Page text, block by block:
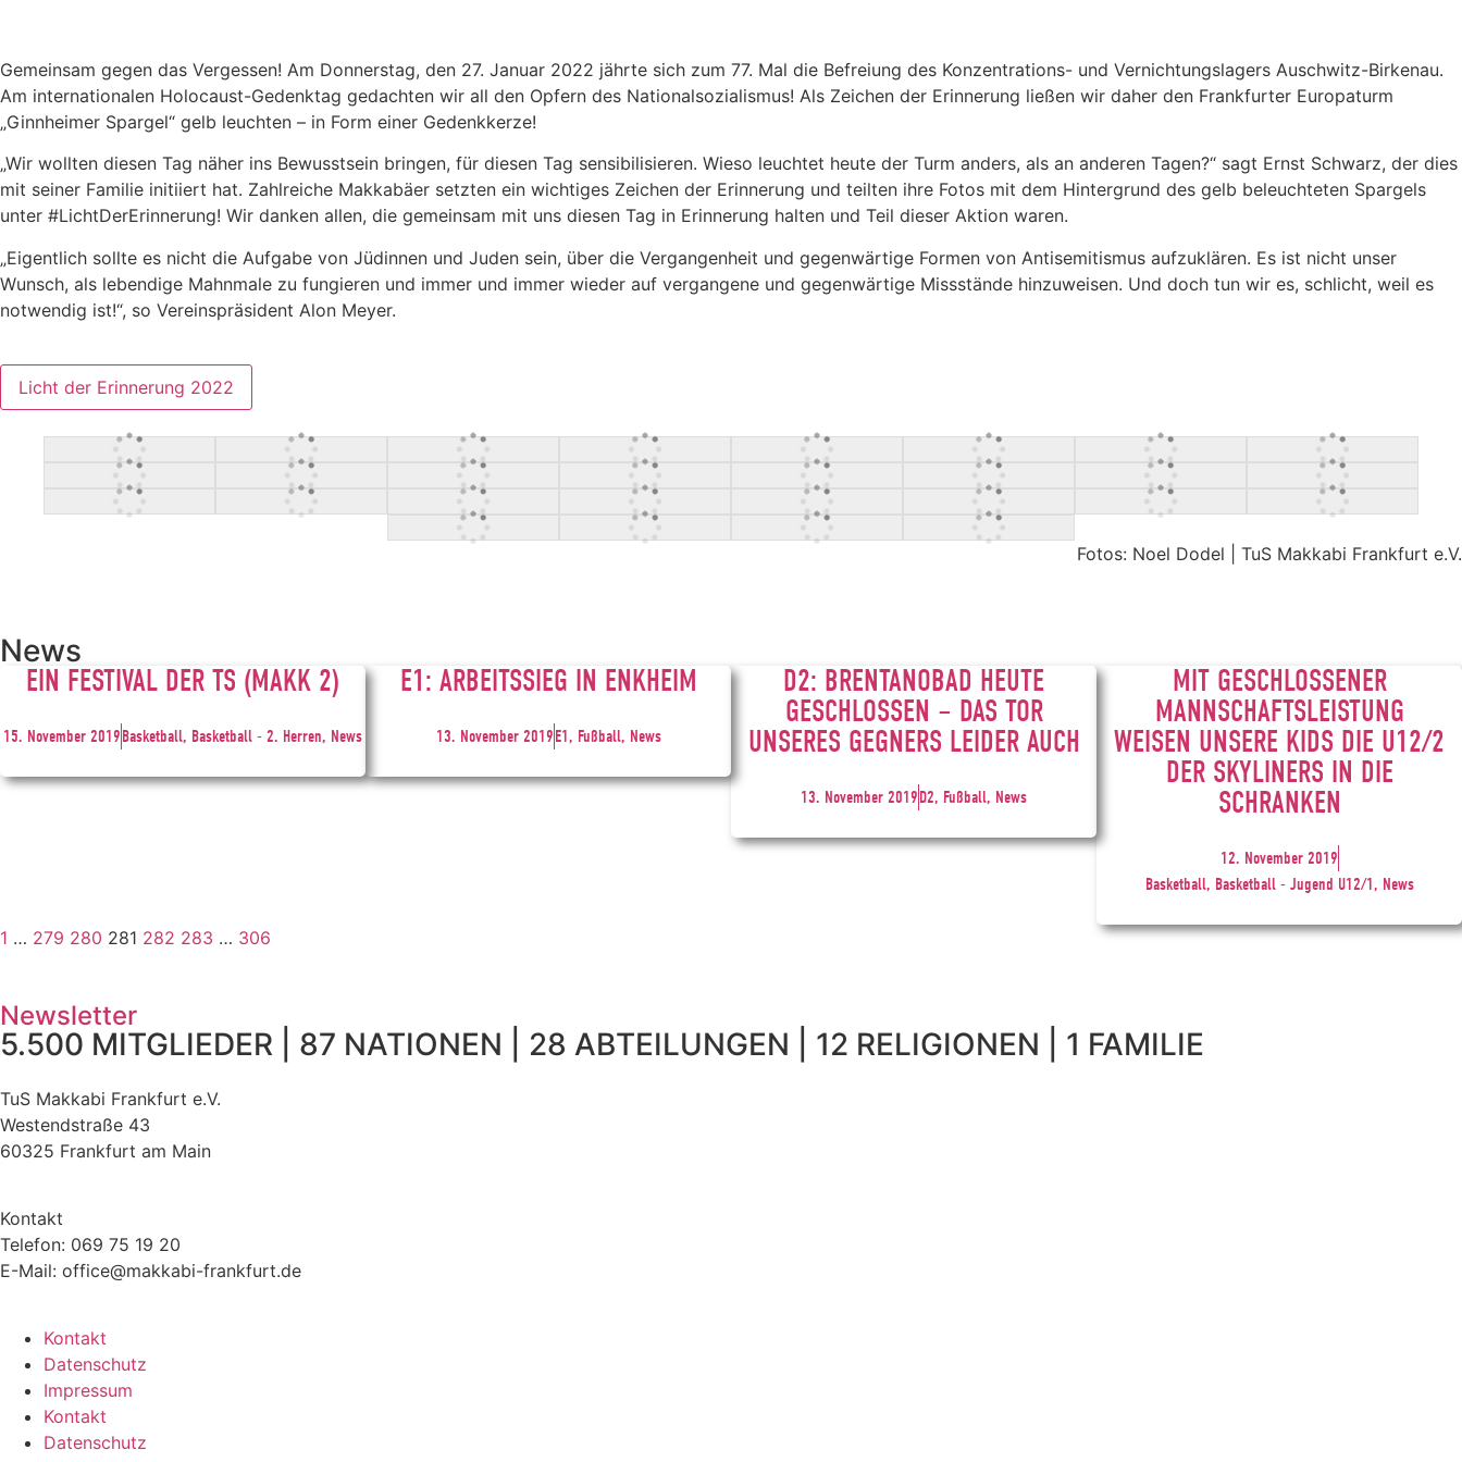
Gemeinsam gegen das Vergessen! Am Donnerstag, den 27. Januar 2022 jährte sich zum 77. Mal die Befreiung des Konzentrations- und Vernichtungslagers Auschwitz-Birkenau.
Am internationalen Holocaust-Gedenktag gedachten wir all den Opfern des Nationalsozialismus! Als Zeichen der Erinnerung ließen wir daher den Frankfurter Europaturm
„Ginnheimer Spargel“ gelb leuchten – in Form einer Gedenkkerze!
„Wir wollten diesen Tag näher ins Bewusstsein bringen, für diesen Tag sensibilisieren. Wieso leuchtet heute der Turm anders, als an anderen Tagen?“ sagt Ernst Schwarz, der dies
mit seiner Familie initiiert hat. Zahlreiche Makkabäer setzten ein wichtiges Zeichen der Erinnerung und teilten ihre Fotos mit dem Hintergrund des gelb beleuchteten Spargels
unter #LichtDerErinnerung! Wir danken allen, die gemeinsam mit uns diesen Tag in Erinnerung halten und Teil dieser Aktion waren.
„Eigentlich sollte es nicht die Aufgabe von Jüdinnen und Juden sein, über die Vergangenheit und gegenwärtige Formen von Antisemitismus aufzuklären. Es ist nicht unser
Wunsch, als lebendige Mahnmale zu fungieren und immer und immer wieder auf vergangene und gegenwärtige Missstände hinzuweisen. Und doch tun wir es, schlicht, weil es
notwendig ist!“, so Vereinspräsident Alon Meyer.
Licht der Erinnerung 2022
Fotos: Noel Dodel | TuS Makkabi Frankfurt e.V.
News
EIN FESTIVAL DER TS (MAKK 2)
15. November 2019Basketball, Basketball - 2. Herren, News
E1: ARBEITSSIEG IN ENKHEIM
13. November 2019E1, Fußball, News
D2: BRENTANOBAD HEUTE
GESCHLOSSEN – DAS TOR
UNSERES GEGNERS LEIDER AUCH
13. November 2019D2, Fußball, News
MIT GESCHLOSSENER
MANNSCHAFTSLEISTUNG
WEISEN UNSERE KIDS DIE U12/2
DER SKYLINERS IN DIE
SCHRANKEN
12. November 2019
Basketball, Basketball - Jugend U12/1, News
1 … 279 280 281 282 283 … 306
Newsletter
5.500 MITGLIEDER | 87 NATIONEN | 28 ABTEILUNGEN | 12 RELIGIONEN | 1 FAMILIE
TuS Makkabi Frankfurt e.V.
Westendstraße 43
60325 Frankfurt am Main
Kontakt
Telefon: 069 75 19 20
E-Mail: office@makkabi-frankfurt.de
Kontakt
Datenschutz
Impressum
Kontakt
Datenschutz